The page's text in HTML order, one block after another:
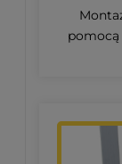
pomocą